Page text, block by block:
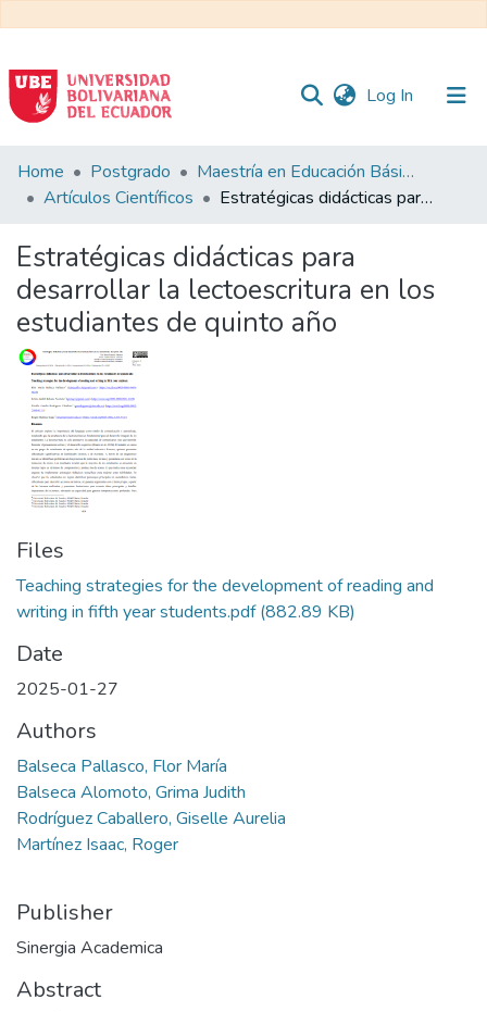
Log In (current)
Communities
&
All of DSpace
Statistics
Home Postgrado
Maestría en Educación Básica
Artículos Científicos
Estratégicas didácticas para desarrollar la lectoescritura en los estudiantes de quinto año
Estratégicas didácticas para
desarrollar la lectoescritura en los
estudiantes de quinto año
Files
Teaching strategies for the development of reading and
writing in fifth year students.pdf(882.89 KB)
Date
2025-01-27
Authors
Balseca Pallasco, Flor María
Balseca Alomoto, Grima Judith
Rodríguez Caballero, Giselle Aurelia
Martínez Isaac, Roger
Publisher
Sinergia Academica
Abstract